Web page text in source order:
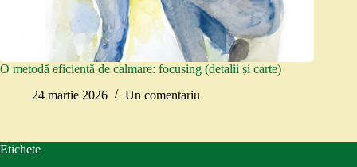
O metodă eficientă de calmare: focusing (detalii și carte)
24 martie 2026
Un comentariu
Etichete